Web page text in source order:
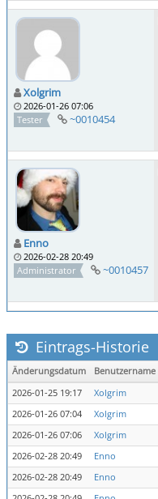
Xolgrim
2026-01-26 07:06
Tester
~0010454
Enno
2026-02-28 20:49
Administrator
~0010457
Eintrags-Historie
Änderungsdatum Benutzername
2026-01-25 19:17
Xolgrim
2026-01-26 07:04
Xolgrim
2026-01-26 07:06
Xolgrim
2026-02-28 20:49
Enno
2026-02-28 20:49
Enno